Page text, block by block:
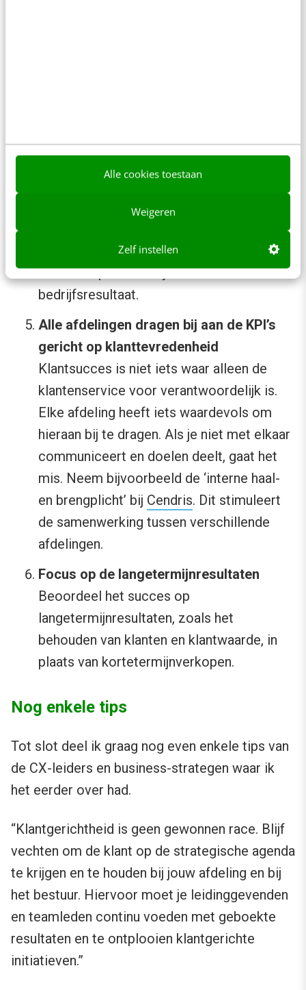
Alle cookies toestaan
Weigeren
Zelf instellen
waarden, zodat werknemers zonder
aarzelen altijd het juiste kunnen en zullen
behoeften van de klant
Dus niet op de zakelijke behoeften en het
bedrijfsresultaat.
Alle afdelingen dragen bij aan de KPI’s
gericht op klanttevredenheid
Klantsucces is niet iets waar alleen de
klantenservice voor verantwoordelijk is.
Elke afdeling heeft iets waardevols om
hieraan bij te dragen. Als je niet met elkaar
communiceert en doelen deelt, gaat het
mis. Neem bijvoorbeeld de ‘interne haal-
en brengplicht’ bij Cendris. Dit stimuleert
de samenwerking tussen verschillende
afdelingen.
Focus op de langetermijnresultaten
Beoordeel het succes op
langetermijnresultaten, zoals het
behouden van klanten en klantwaarde, in
plaats van kortetermijnverkopen.
Nog enkele tips
Tot slot deel ik graag nog even enkele tips van
de CX-leiders en business-strategen waar ik
het eerder over had.
“Klantgerichtheid is geen gewonnen race. Blijf
vechten om de klant op de strategische agenda
te krijgen en te houden bij jouw afdeling en bij
het bestuur. Hiervoor moet je leidinggevenden
en teamleden continu voeden met geboekte
resultaten en te ontplooien klantgerichte
initiatieven.”